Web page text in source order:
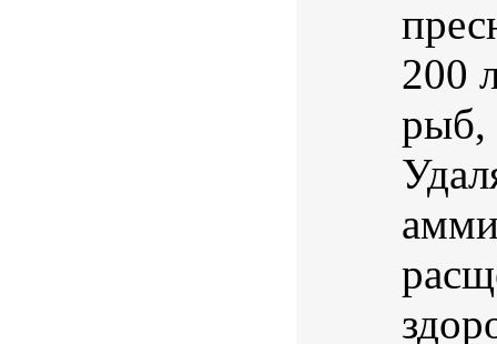
200
рыб,